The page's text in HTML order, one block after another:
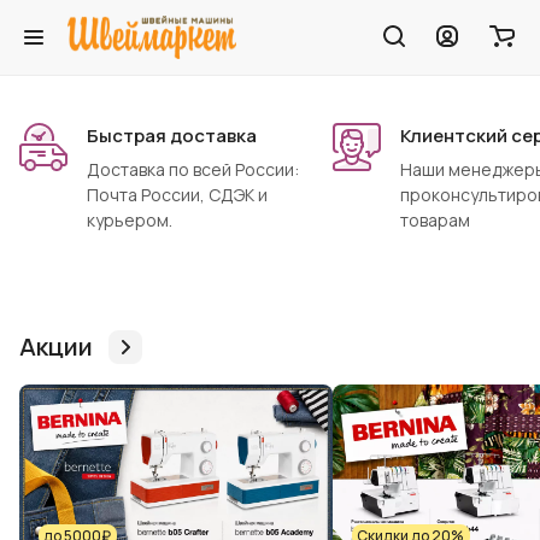
Быстрая доставка
Доставка по всей России:
Почта России, СДЭК и
курьером.
Клиентский
Наши
товарам
Акции